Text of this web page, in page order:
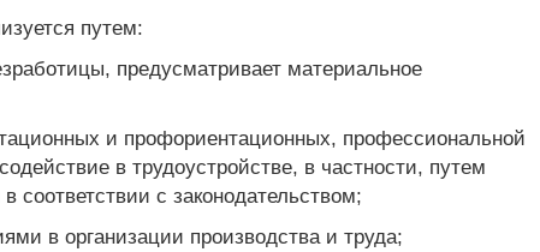
путем:
предусматривает материальное
и профориентационных, профессиональной
в трудоустройстве, в частности, путем
с законодательством;
в организации производства и труда;